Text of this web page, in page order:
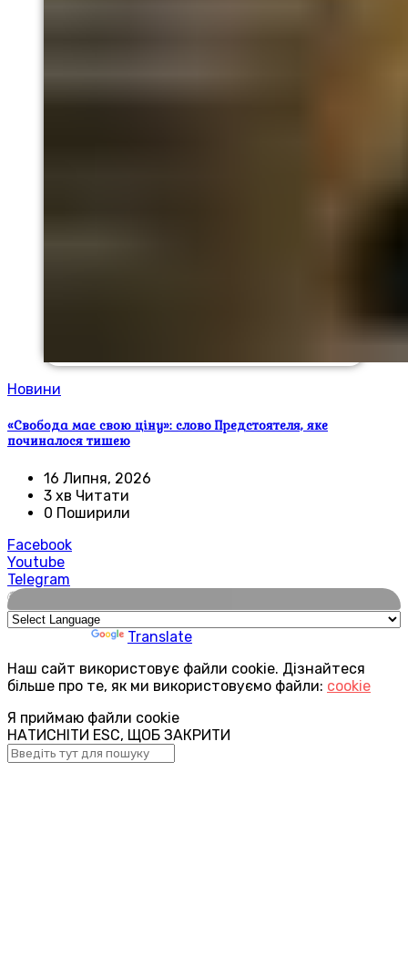
Новини
«Свобода має свою ціну»: слово Предстоятеля, яке
починалося тишею
16 Липня, 2026
3 хв Читати
0 Поширили
Facebook
Youtube
Telegram
🌍
Translate
Наш сайт використовує файли cookie. Дізнайтеся
більше про те, як ми використовуємо файли: cookie
Я приймаю файли cookie
НАТИСНІТИ ESC, ЩОБ ЗАКРИТИ